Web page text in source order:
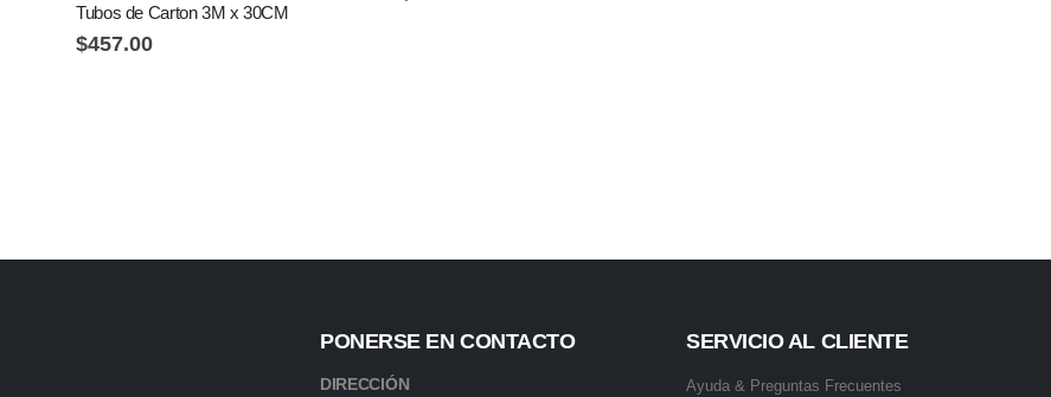
Tubos de Carton 3M x 30CM
$457.00
PONERSE EN CONTACTO
DIRECCIÓN
SERVICIO AL CLIENTE
Ayuda & Preguntas Frecuentes